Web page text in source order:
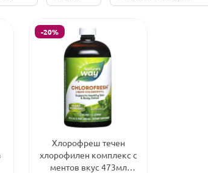
-20%
Хлорофреш течен
хлорофилен комплекс с
ментов вкус 473мл